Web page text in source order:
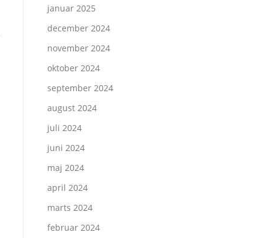
januar 2025
december 2024
november 2024
oktober 2024
september 2024
august 2024
juli 2024
juni 2024
maj 2024
april 2024
marts 2024
februar 2024